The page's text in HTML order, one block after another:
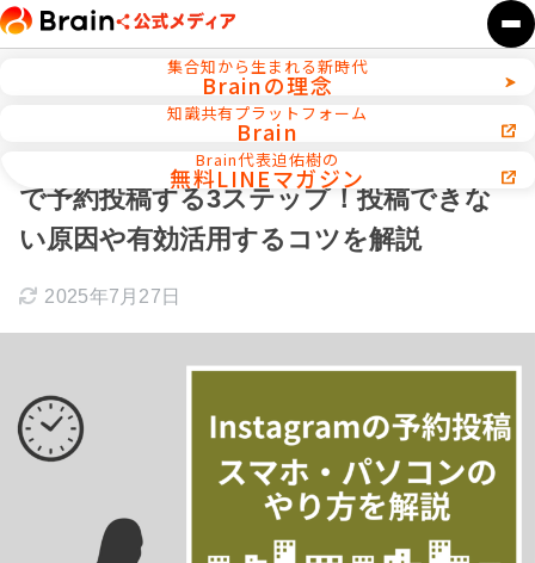
集合知から生まれる新時代
Brainの理念
知識共有プラットフォーム
Brain
Brain代表迫佑樹の
無料LINEマガジン
Instagram攻略
【スマホ・パソコンから可】Instagram
で予約投稿する3ステップ！投稿できな
い原因や有効活用するコツを解説
2025年7月27日